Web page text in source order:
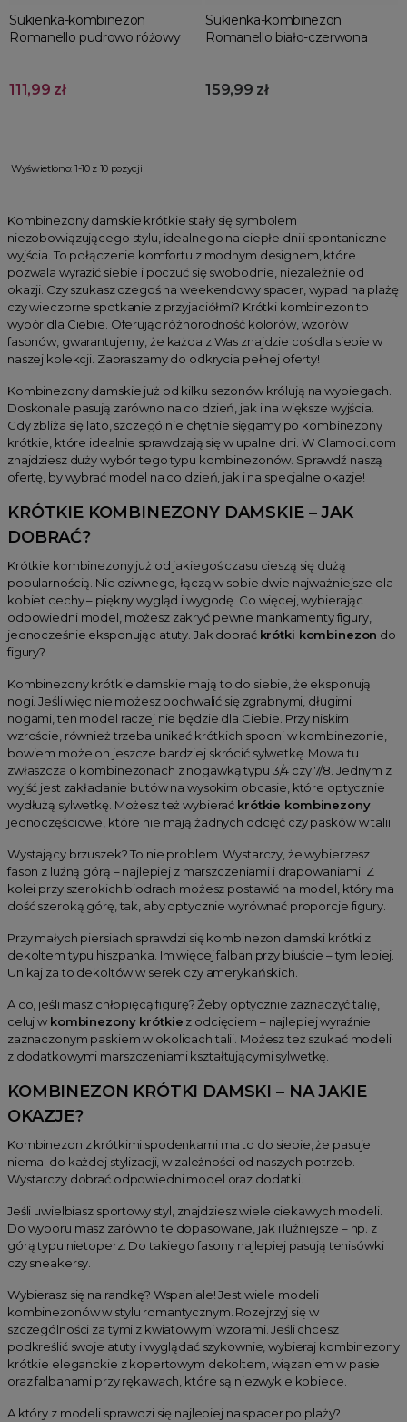
Sukienka-kombinezon
Romanello pudrowo różowy
111,99 zł
Sukienka-kombinezon
Romanello biało-czerwona
159,99 zł
Wyświetlono: 1-10 z 10 pozycji
Kombinezony damskie krótkie stały się symbolem
niezobowiązującego stylu, idealnego na ciepłe dni i spontaniczne
wyjścia. To połączenie komfortu z modnym designem, które
pozwala wyrazić siebie i poczuć się swobodnie, niezależnie od
okazji. Czy szukasz czegoś na weekendowy spacer, wypad na plażę
czy wieczorne spotkanie z przyjaciółmi? Krótki kombinezon to
wybór dla Ciebie. Oferując różnorodność kolorów, wzorów i
fasonów, gwarantujemy, że każda z Was znajdzie coś dla siebie w
naszej kolekcji. Zapraszamy do odkrycia pełnej oferty!
Kombinezony damskie już od kilku sezonów królują na wybiegach.
Doskonale pasują zarówno na co dzień, jak i na większe wyjścia.
Gdy zbliża się lato, szczególnie chętnie sięgamy po kombinezony
krótkie, które idealnie sprawdzają się w upalne dni. W Clamodi.com
znajdziesz duży wybór tego typu kombinezonów. Sprawdź naszą
ofertę, by wybrać model na co dzień, jak i na specjalne okazje!
KRÓTKIE KOMBINEZONY DAMSKIE – JAK
DOBRAĆ?
Krótkie kombinezony już od jakiegoś czasu cieszą się dużą
popularnością. Nic dziwnego, łączą w sobie dwie najważniejsze dla
kobiet cechy – piękny wygląd i wygodę. Co więcej, wybierając
odpowiedni model, możesz zakryć pewne mankamenty figury,
jednocześnie eksponując atuty. Jak dobrać krótki kombinezon do
figury?
Kombinezony krótkie damskie mają to do siebie, że eksponują
nogi. Jeśli więc nie możesz pochwalić się zgrabnymi, długimi
nogami, ten model raczej nie będzie dla Ciebie. Przy niskim
wzroście, również trzeba unikać krótkich spodni w kombinezonie,
bowiem może on jeszcze bardziej skrócić sylwetkę. Mowa tu
zwłaszcza o kombinezonach z nogawką typu 3/4 czy 7/8. Jednym z
wyjść jest zakładanie butów na wysokim obcasie, które optycznie
wydłużą sylwetkę. Możesz też wybierać krótkie kombinezony
jednoczęściowe, które nie mają żadnych odcięć czy pasków w talii.
Wystający brzuszek? To nie problem. Wystarczy, że wybierzesz
fason z luźną górą – najlepiej z marszczeniami i drapowaniami. Z
kolei przy szerokich biodrach możesz postawić na model, który ma
dość szeroką górę, tak, aby optycznie wyrównać proporcje figury.
Przy małych piersiach sprawdzi się kombinezon damski krótki z
dekoltem typu hiszpanka. Im więcej falban przy biuście – tym lepiej.
Unikaj za to dekoltów w serek czy amerykańskich.
A co, jeśli masz chłopięcą figurę? Żeby optycznie zaznaczyć talię,
celuj w kombinezony krótkie z odcięciem – najlepiej wyraźnie
zaznaczonym paskiem w okolicach talii. Możesz też szukać modeli
z dodatkowymi marszczeniami kształtującymi sylwetkę.
KOMBINEZON KRÓTKI DAMSKI – NA JAKIE
OKAZJE?
Kombinezon z krótkimi spodenkami ma to do siebie, że pasuje
niemal do każdej stylizacji, w zależności od naszych potrzeb.
Wystarczy dobrać odpowiedni model oraz dodatki.
Jeśli uwielbiasz sportowy styl, znajdziesz wiele ciekawych modeli.
Do wyboru masz zarówno te dopasowane, jak i luźniejsze – np. z
górą typu nietoperz. Do takiego fasony najlepiej pasują tenisówki
czy sneakersy.
Wybierasz się na randkę? Wspaniale! Jest wiele modeli
kombinezonów w stylu romantycznym. Rozejrzyj się w
szczególności za tymi z kwiatowymi wzorami. Jeśli chcesz
podkreślić swoje atuty i wyglądać szykownie, wybieraj kombinezony
krótkie eleganckie z kopertowym dekoltem, wiązaniem w pasie
oraz falbanami przy rękawach, które są niezwykle kobiece.
A który z modeli sprawdzi się najlepiej na spacer po plaży?